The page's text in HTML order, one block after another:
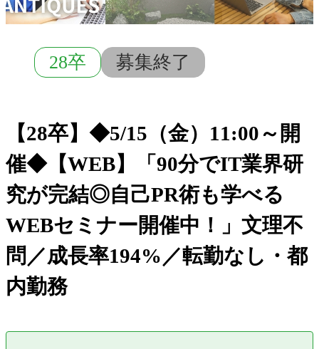
28卒 募集終了
【28卒】◆5/15（金）11:00～開
催◆【WEB】「90分でIT業界研
究が完結◎自己PR術も学べる
WEBセミナー開催中！」文理不
問／成長率194%／転勤なし・都
内勤務